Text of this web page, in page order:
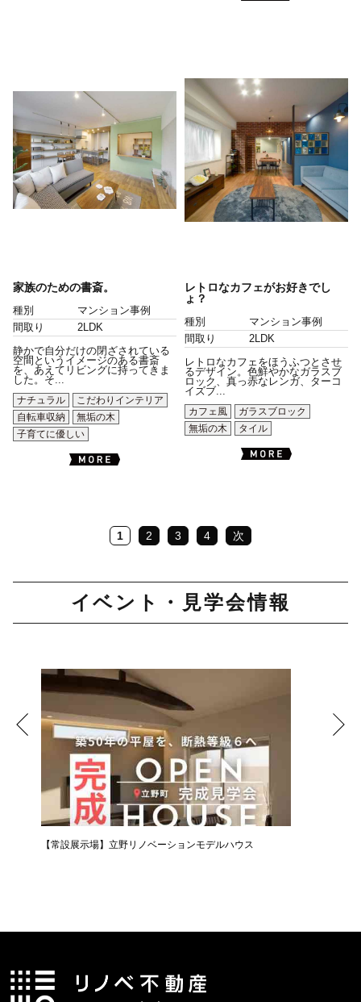
家族のための書斎。
種別
マンション事例
間取り
2LDK
静かで自分だけの閉ざされている
空間というイメージのある書斎
を、あえてリビングに持ってきま
した。そ...
ナチュラル
こだわりインテリア
自転車収納
無垢の木
子育てに優しい
レトロなカフェがお好きでし
ょ？
種別
マンション事例
間取り
2LDK
レトロなカフェをほうふつとさせ
るデザイン。色鮮やかなガラスブ
ロック、真っ赤なレンガ、ターコ
イズブ...
カフェ風
ガラスブロック
無垢の木
タイル
1 2 3 4 次
イベント・見学会情報
【常設展示場】立野リノベーションモデルハウス